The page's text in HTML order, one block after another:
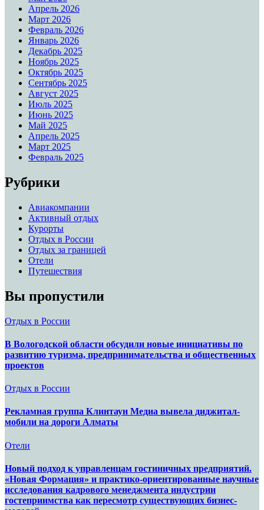
Апрель 2026
Март 2026
Февраль 2026
Январь 2026
Декабрь 2025
Ноябрь 2025
Октябрь 2025
Сентябрь 2025
Август 2025
Июль 2025
Июнь 2025
Май 2025
Апрель 2025
Март 2025
Февраль 2025
Рубрики
Авиакомпании
Активный отдых
Курорты
Отдых в России
Отдых за границей
Отели
Путешествия
Вы пропустили
Отдых в России
В Вологодской области обсудили новые инициативы по
развитию туризма, предпринимательства и общественных
проектов
Отдых в России
Рекламная группа Клинтаун Медиа вывела диджитал-
мобили на дороги Алматы
Отели
Новый подход к управленцам гостиничных предприятий.
«Новая Формация» и практико-ориентированные научные
исследования кадрового менеджмента индустрии
гостеприимства как пересмотр существующих бизнес-